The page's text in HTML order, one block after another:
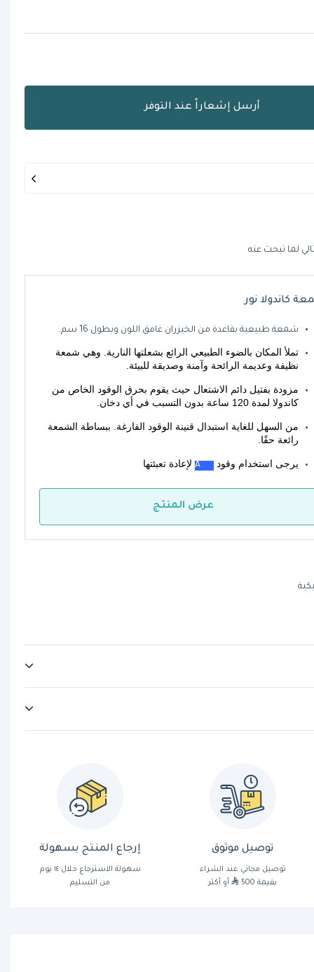
أرسل إشعاراً عند التوفر
لما تبحث عنه
كاندولا نور
شمعة طبيعية بقاعدة من الخيزران غامق اللون وبطول 16 سم.
نظيفة وعديمة الرائحة وآمنة وصديقة للبيئة.
كاندولا لمدة 120 ساعة بدون التسبب في أي دخان.
رائعة حقًا.
يرجى استخدام وقود لإعادة تعبئتها
عرض المنتج
توصيل موثوق
توصيل مجاني عند الشراء
بقيمة 500
أو أكثر
إرجاع المنتج بسهولة
سهولة الاسترجاع خلال ١٤ يوم
من التسليم